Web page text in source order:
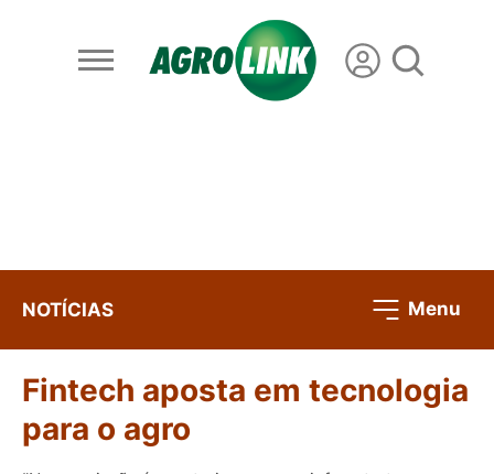
NOTÍCIAS Menu
Fintech aposta em tecnologia
para o agro